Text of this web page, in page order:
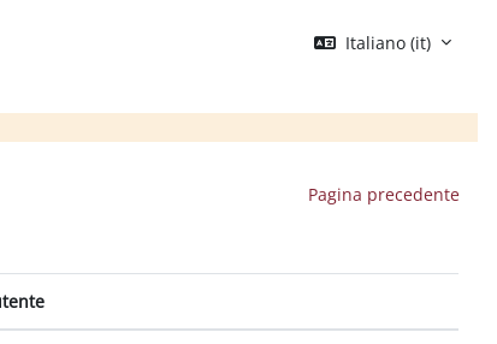
Italiano ‎(it)‎
Pagina precedente